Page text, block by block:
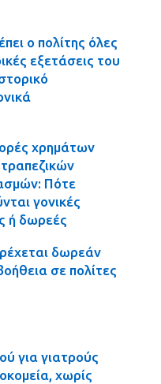
ο πολίτης όλες
εξετάσεις του
χρημάτων
Πότε
γονικές
ή δωρεές
δωρεάν
σε πολίτες
για γιατρούς
χωρίς